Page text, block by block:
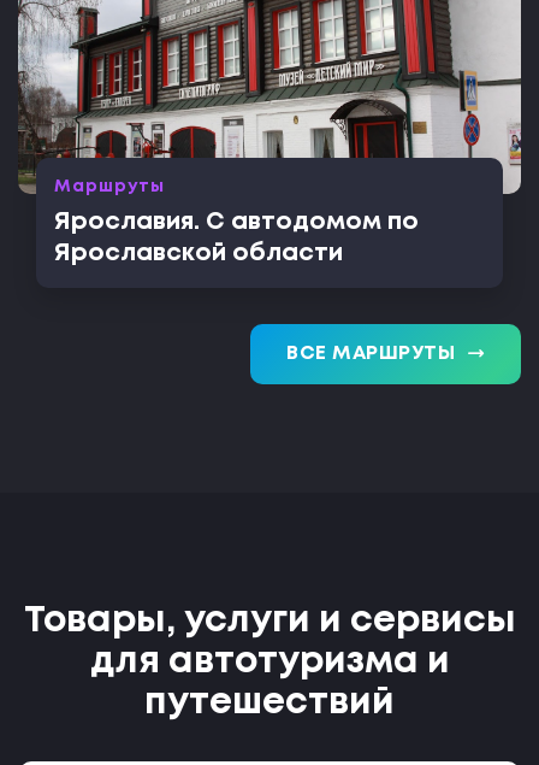
Маршруты
Ярославия. С автодомом по
Ярославской области
ВСЕ МАРШРУТЫ trending_flat
Товары, услуги и сервисы
для автотуризма и
путешествий